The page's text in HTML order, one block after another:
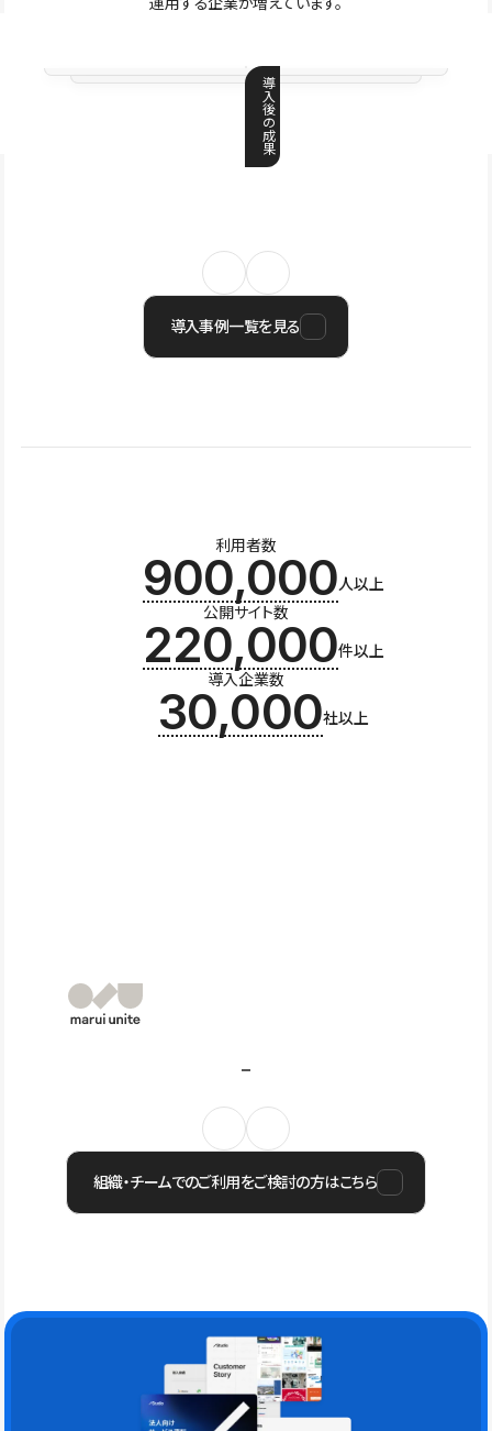
導
入
後
の
成
果
導入事例一覧を見る
利用者数
900,000人以上
公開サイト数
220,000件以上
導入企業数
30,000社以上
組織・チームでのご利用をご検討の方はこちら